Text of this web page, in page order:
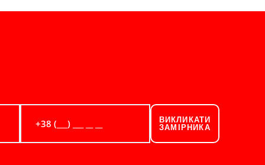
ВИКЛИКАТИ
ЗАМІРНИКА